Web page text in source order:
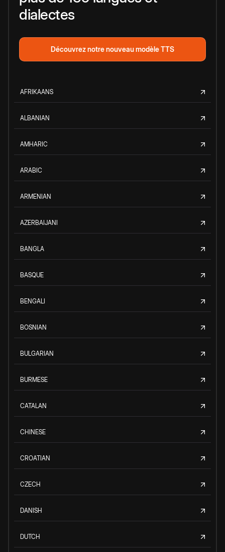
dialectes
Découvrez notre nouveau modèle TTS
AFRIKAANS
ALBANIAN
AMHARIC
ARABIC
ARMENIAN
AZERBAIJANI
BANGLA
BASQUE
BENGALI
BOSNIAN
BULGARIAN
BURMESE
CATALAN
CHINESE
CROATIAN
CZECH
DANISH
DUTCH